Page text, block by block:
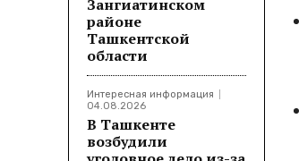
Зангиатинском
районе
Ташкентской
области
Интересная информация
04.08.2026
В Ташкенте
возбудили